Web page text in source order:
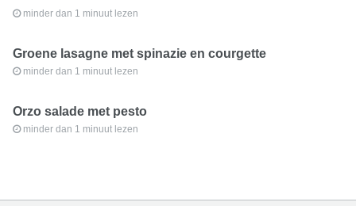
minder dan 1 minuut lezen
Groene lasagne met spinazie en courgette
minder dan 1 minuut lezen
Orzo salade met pesto
minder dan 1 minuut lezen